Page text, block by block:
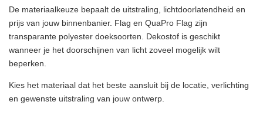
De materiaalkeuze bepaalt de uitstraling, lichtdoorlatendheid en
prijs van jouw binnenbanier. Flag en QuaPro Flag zijn
transparante polyester doeksoorten. Dekostof is geschikt
wanneer je het doorschijnen van licht zoveel mogelijk wilt
beperken.
Kies het materiaal dat het beste aansluit bij de locatie, verlichting
en gewenste uitstraling van jouw ontwerp.